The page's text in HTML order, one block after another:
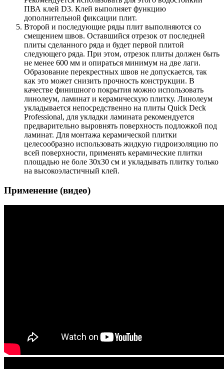
ПВА клей D3. Клей выполняет функцию
дополнительной фиксации плит.
Второй и последующие ряды плит выполняются со
смещением швов. Оставшийся отрезок от последней
плиты сделанного ряда и будет первой плитой
следующего ряда. При этом, отрезок плиты должен быть
не менее 600 мм и опираться минимум на две лаги.
Образование перекрестных швов не допускается, так
как это может снизить прочность конструкции. В
качестве финишного покрытия можно использовать
линолеум, ламинат и керамическую плитку. Линолеум
укладывается непосредственно на плиты Quick Deck
Professional, для укладки ламината рекомендуется
предварительно выровнять поверхность подложкой под
ламинат. Для монтажа керамической плитки
целесообразно использовать жидкую гидроизоляцию по
всей поверхности, применять керамические плитки
площадью не боле 30x30 см и укладывать плитку только
на высокоэластичный клей.
Применение (видео)